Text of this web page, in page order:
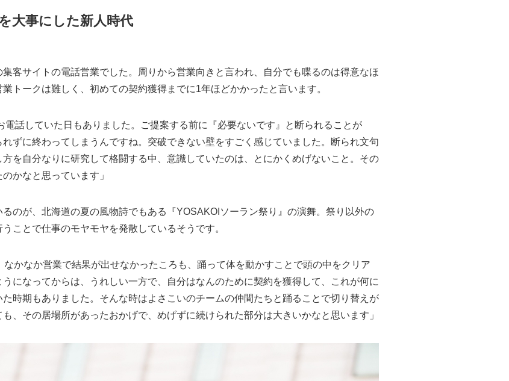
大事にした新人時代
客サイトの電話営業でした。周りから営業向きと言われ、自分でも喋るのは得意なほ
トークは難しく、初めての契約獲得までに1年ほどかかったと言います。
電話していた日もありました。ご提案する前に『必要ないです』と断られることが
ずに終わってしまうんですね。突破できない壁をすごく感じていました。断られ文句
を自分なりに研究して格闘する中、意識していたのは、とにかくめげないこと。その
かなと思っています」
のが、北海道の夏の風物詩でもある『YOSAKOIソーラン祭り』の演舞。祭り以外の
ことで仕事のモヤモヤを発散しているそうです。
なかなか営業で結果が出せなかったころも、踊って体を動かすことで頭の中をクリア
になってからは、うれしい一方で、自分はなんのために契約を獲得して、これが何に
時期もありました。そんな時はよさこいのチームの仲間たちと踊ることで切り替えが
、その居場所があったおかげで、めげずに続けられた部分は大きいかなと思います」